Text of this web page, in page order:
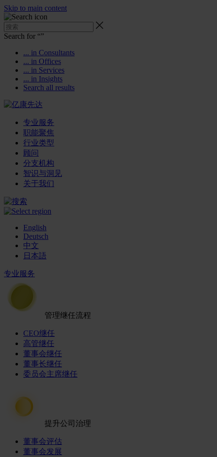
Skip to main content
Search for “”
... in Consultants
... in Offices
... in Services
... in Insights
Search all results
专业服务
职能聚焦
行业类型
顾问
分支机构
智识与洞见
关于我们
English
Deutsch
中文
日本語
专业服务
管理继任流程
CEO继任
高管继任
董事会继任
董事长继任
委员会主席继任
提升公司治理
董事会评估
董事会发展